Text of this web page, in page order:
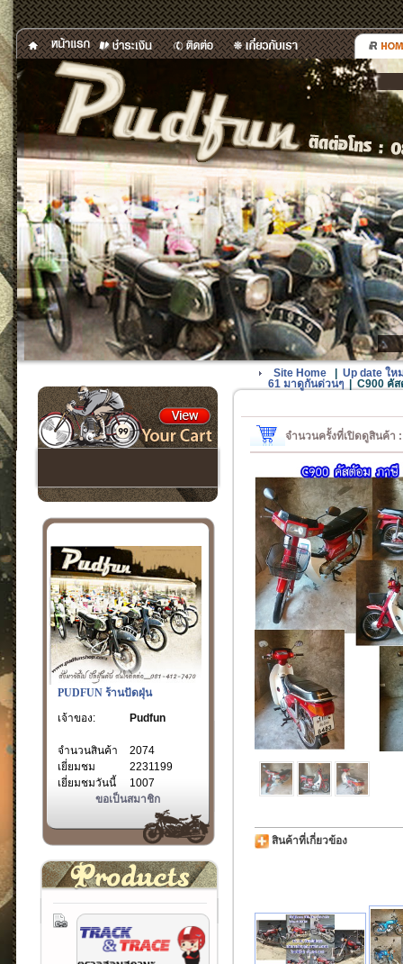
PUDFUN ร้านปัดฝุ่น
เจ้าของ:
Pudfun
จำนวนสินค้า
2074
เยี่ยมชม
2231199
เยี่ยมชมวันนี้
1007
ขอเป็นสมาชิก
Site Home| Up date ให
61 มาดูกันด่วนๆ| C900 คัส
จำนวนครั้งที่เปิดดูสินค้า
สินค้าที่เกี่ยวข้อง